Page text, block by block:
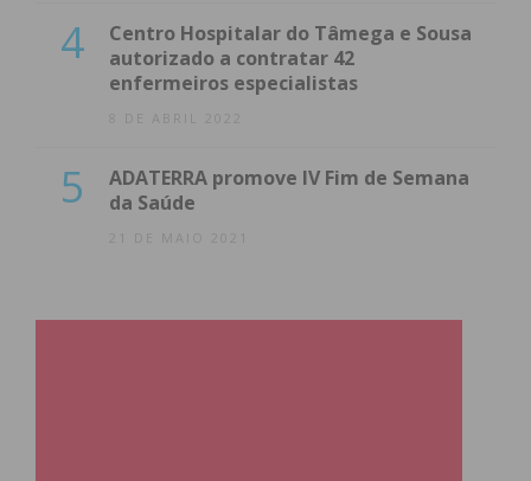
4
Centro Hospitalar do Tâmega e Sousa
autorizado a contratar 42
enfermeiros especialistas
8 DE ABRIL 2022
5
ADATERRA promove IV Fim de Semana
da Saúde
21 DE MAIO 2021